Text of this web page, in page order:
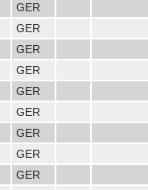
GER
GER
GER
GER
GER
GER
GER
GER
GER